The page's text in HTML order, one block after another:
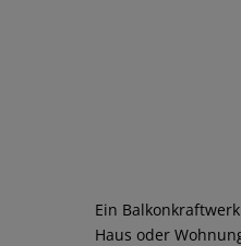
Ein
Haus oder